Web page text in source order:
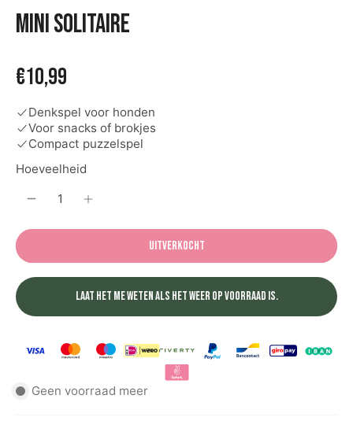
Mini solitaire
€10,99
Denkspel voor honden
Voor snacks of brokjes
Compact puzzelspel
Hoeveelheid
Uitverkocht
Laat het me weten als het weer op voorraad is.
Geen voorraad meer